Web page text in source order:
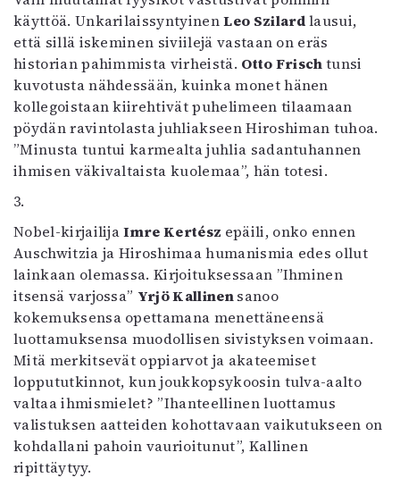
käyttöä. UnkarilaissyntyinenLeo Szilardlausui,
että sillä iskeminen siviilejä vastaan on eräs
historian pahimmista virheistä. Otto Frischtunsi
kuvotusta nähdessään, kuinka monet hänen
kollegoistaan kiirehtivät puhelimeen tilaamaan
pöydän ravintolasta juhliakseen Hiroshiman tuhoa.
”Minusta tuntui karmealta juhlia sadantuhannen
ihmisen väkivaltaista kuolemaa”, hän totesi.
3.
Nobel-kirjailijaImre Kertész epäili, onko ennen
Auschwitzia ja Hiroshimaa humanismia edes ollut
lainkaan olemassa. Kirjoituksessaan ”Ihminen
itsensä varjossa” Yrjö Kallinensanoo
kokemuksensa opettamana menettäneensä
luottamuksensa muodollisen sivistyksen voimaan.
Mitä merkitsevät oppiarvot ja akateemiset
loppututkinnot, kun joukkopsykoosin tulva-aalto
valtaa ihmismielet? ”Ihanteellinen luottamus
valistuksen aatteiden kohottavaan vaikutukseen on
kohdallani pahoin vaurioitunut”, Kallinen
ripittäytyy.